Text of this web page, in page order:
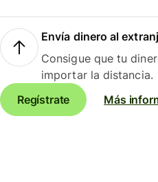
Envía dinero al
Consigue que tu
importar la distancia.
Regístrate
Más